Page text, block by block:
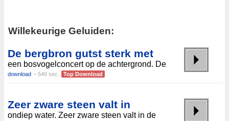
Willekeurige Geluiden:
De bergbron gutst sterk met
een bosvogelconcert op de achtergrond. De
download ~ 540 sec. Top Download
Zeer zware steen valt in
ondiep water. Zeer zware steen valt in de